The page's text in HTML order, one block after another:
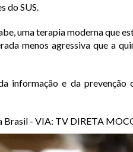
do SUS.
uma terapia moderna que
menos agressiva que a
informação e da prevenção
Brasil - VIA: TV DIRETA